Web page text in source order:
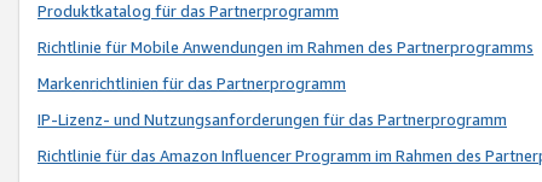
Produktkatalog für das Partnerprogramm
Richtlinie für Mobile Anwendungen im Rahmen des Partnerprogramms
Markenrichtlinien für das Partnerprogramm
IP-Lizenz- und Nutzungsanforderungen für das Partnerprogramm
Richtlinie für das Amazon Influencer Programm im Rahmen des